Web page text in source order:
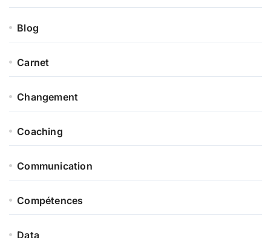
Blog
Carnet
Changement
Coaching
Communication
Compétences
Data